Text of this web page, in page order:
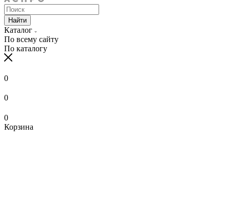
Найти
Каталог
По всему сайту
По каталогу
0
0
0
Корзина